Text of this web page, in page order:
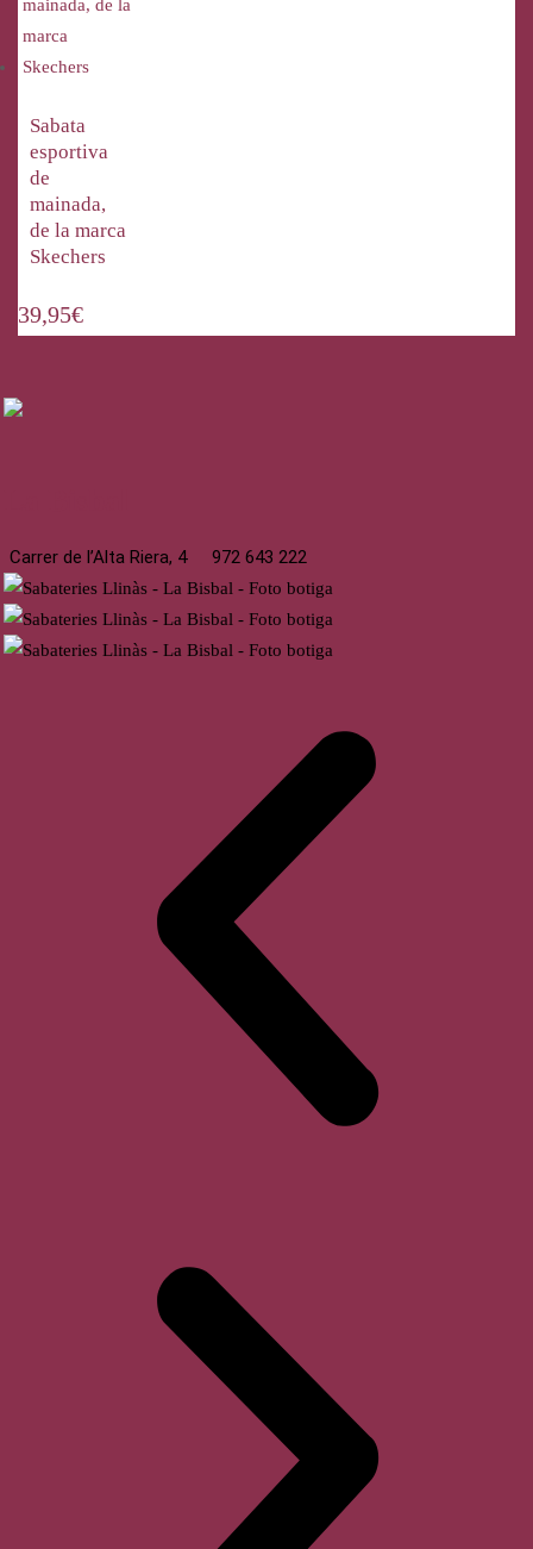
Sabata
esportiva
de
mainada,
de la marca
Skechers
39,95€
Carrer de l’Alta Riera, 4 972 643 222